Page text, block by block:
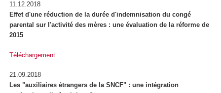
11.12.2018
Effet d'une réduction de la durée d'indemnisation du congé
parental sur l'activité des mères : une évaluation de la réforme de
2015
Téléchargement
21.09.2018
Les "auxiliaires étrangers de la SNCF" : une intégration